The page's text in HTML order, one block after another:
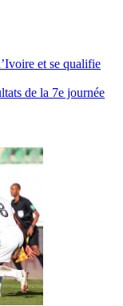
et se qualifie
de la 7e journée